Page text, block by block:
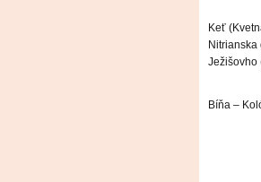
Keť
Nitrianska
Ježišovho
Bíňa –